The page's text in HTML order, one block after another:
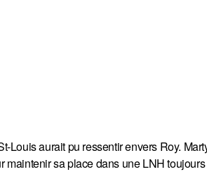
Louis aurait pu ressentir envers Roy.
maintenir sa place dans une LNH